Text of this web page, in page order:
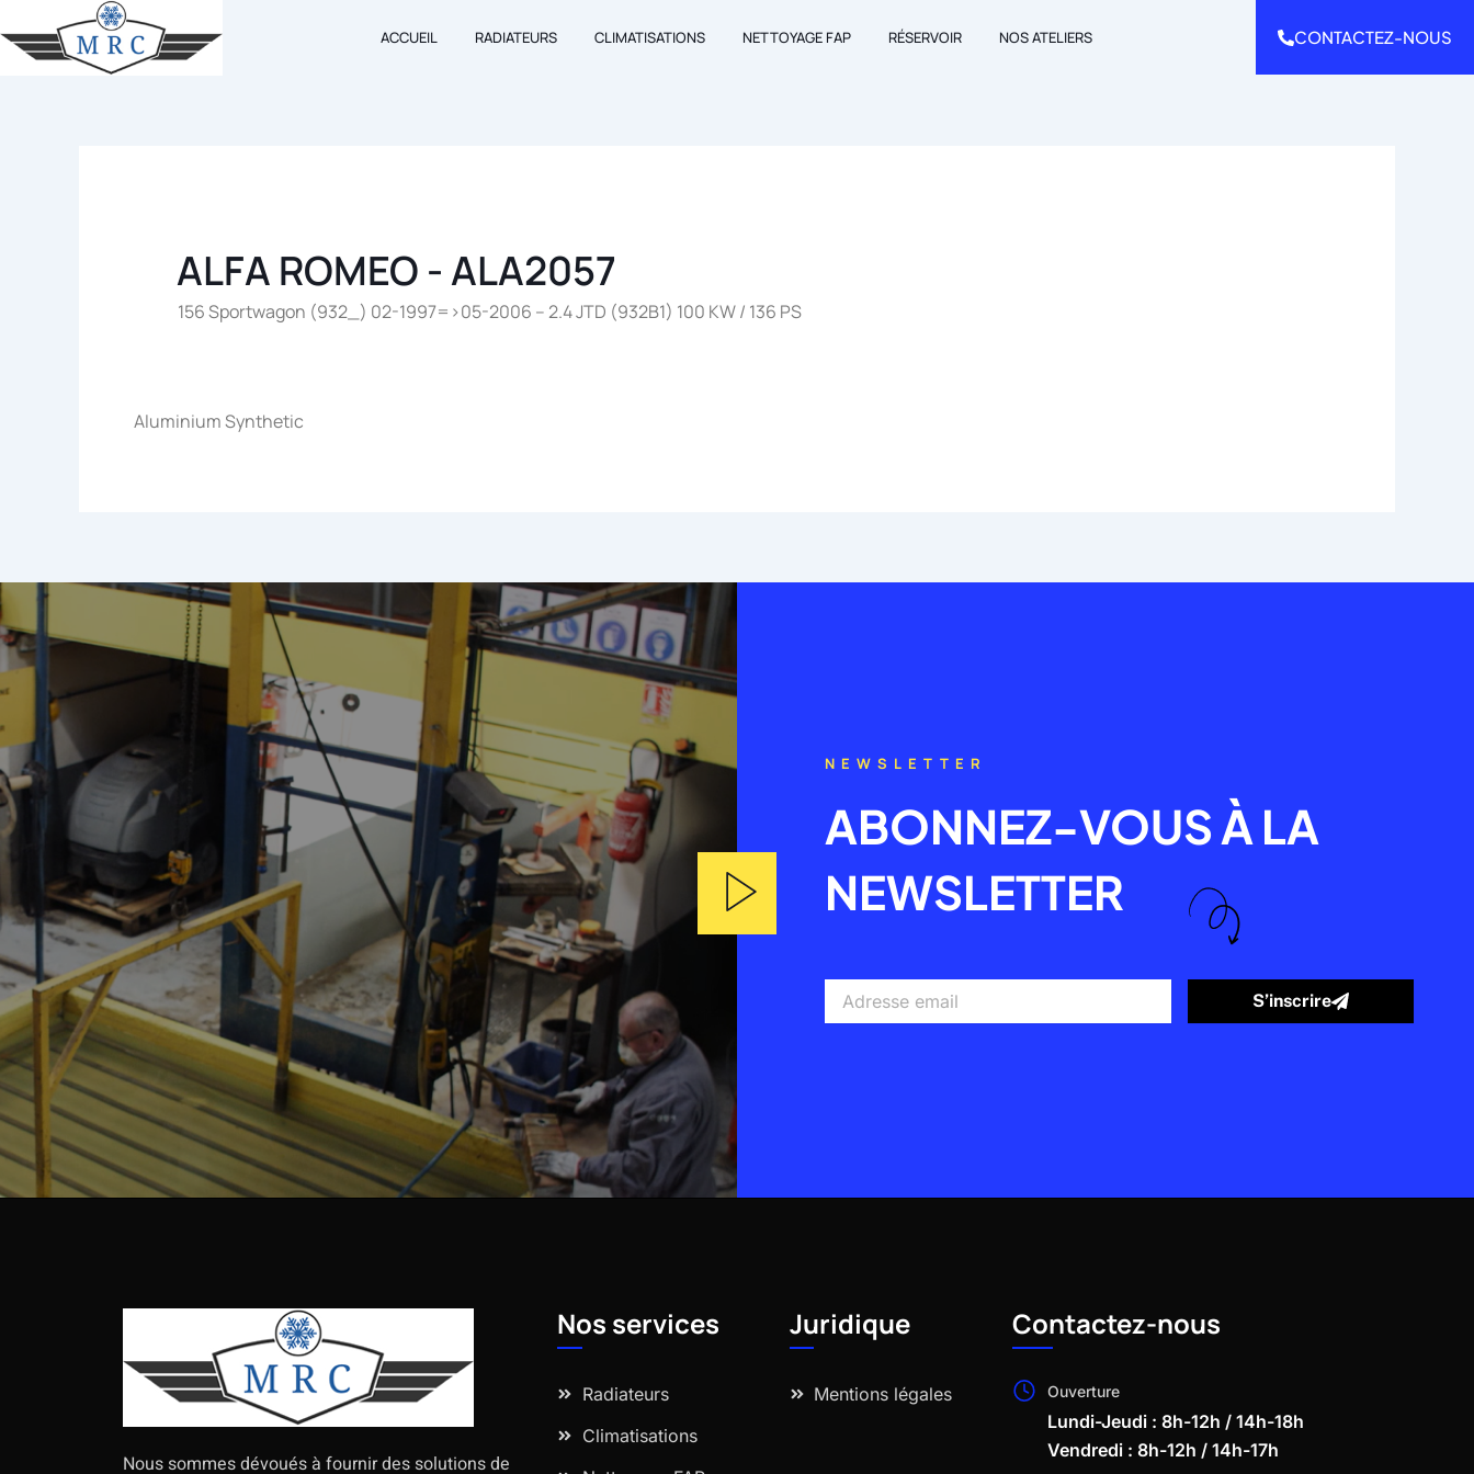
au
ACCUEIL RADIATEURS CLIMATISATIONS NETTOYAGE FAP RÉSERVOIR NOS ATELIERS CONTACTEZ-NOUS
ALFA ROMEO - ALA2057
156 Sportwagon (932_) 02-1997=>05-2006 – 2.4 JTD (932B1) 100 KW / 136 PS
Aluminium Synthetic
NEWSLETTER
ABONNEZ-VOUS À LA
NEWSLETTER
email
S’inscrire
Nous sommes dévoués à fournir des solutions de
Nos services
Radiateurs
Climatisations
Juridique
Mentions légales
Contactez-nous
Ouverture
Lundi-Jeudi : 8h-12h / 14h-18h
Vendredi : 8h-12h / 14h-17h